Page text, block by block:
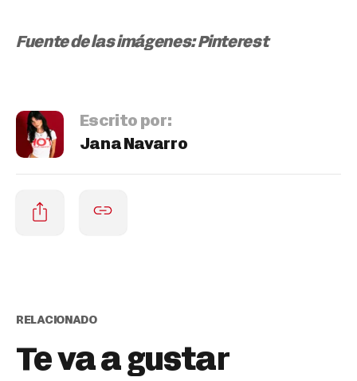
Fuente de las imágenes: Pinterest
Escrito por:
Jana Navarro
RELACIONADO
Te va a gustar